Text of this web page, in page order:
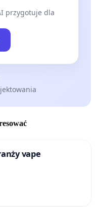
przygotuje dla
vape